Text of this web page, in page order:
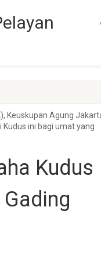
Keuskupan Agung
ini bagi umat yang
Kudus